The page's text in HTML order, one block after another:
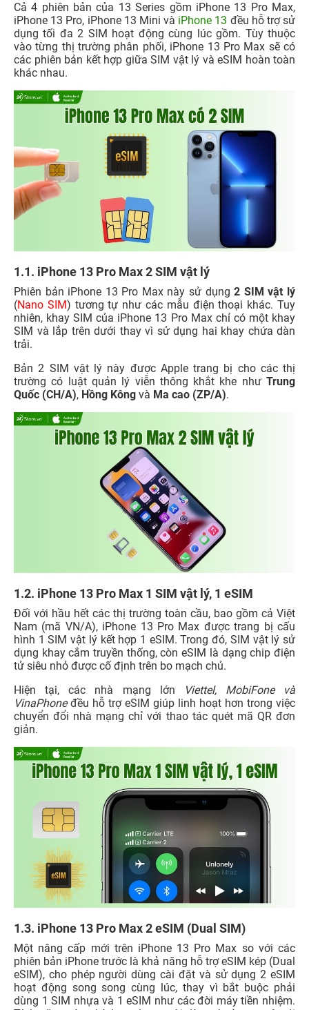
Cả 4 phiên bản của 13 Series gồm iPhone 13 Pro Max,
iPhone 13 Pro, iPhone 13 Mini và iPhone 13 đều hỗ trợ sử
dụng tối đa 2 SIM hoạt động cùng lúc gồm. Tùy thuộc
vào từng thị trường phân phối, iPhone 13 Pro Max sẽ có
các phiên bản kết hợp giữa SIM vật lý và eSIM hoàn toàn
khác nhau.
1.1. iPhone 13 Pro Max 2 SIM vật lý
Phiên bản iPhone 13 Pro Max này sử dụng2 SIM vật lý
(Nano SIM) tương tự như các mẫu điện thoại khác. Tuy
nhiên, khay SIM của iPhone 13 Pro Max chỉ có một khay
SIM và lắp trên dưới thay vì sử dụng hai khay chứa dàn
trải.
Bản 2 SIM vật lý này được Apple trang bị cho các thị
trường có luật quản lý viễn thông khắt khe nhưTrung
Quốc (CH/A), Hồng Kông và Ma cao (ZP/A).
1.2. iPhone 13 Pro Max 1 SIM vật lý, 1 eSIM
Đối với hầu hết các thị trường toàn cầu, bao gồm cả Việt
Nam (mã VN/A), iPhone 13 Pro Max được trang bị cấu
hình 1 SIM vật lý kết hợp 1 eSIM. Trong đó, SIM vật lý sử
dụng khay cắm truyền thống, còn eSIM là dạng chip điện
tử siêu nhỏ được cố định trên bo mạch chủ.
Hiện tại, các nhà mạng lớn
Viettel, MobiFone và
VinaPhoneđều hỗ trợ eSIM giúp linh hoạt hơn trong việc
chuyển đổi nhà mạng chỉ với thao tác quét mã QR đơn
giản.
1.3. iPhone 13 Pro Max 2 eSIM (Dual SIM)
Một nâng cấp mới trên iPhone 13 Pro Max so với các
phiên bản iPhone trước là khả năng hỗ trợ eSIM kép (Dual
eSIM), cho phép người dùng cài đặt và sử dụng 2 eSIM
hoạt động song song cùng lúc, thay vì bắt buộc phải
dùng 1 SIM nhựa và 1 eSIM như các đời máy tiền nhiệm.